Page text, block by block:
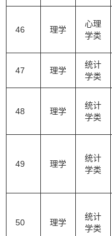
46 理学
心理
学类
47 理学
统计
学类
48 理学
统计
学类
49 理学
统计
学类
50 理学
统计
学类